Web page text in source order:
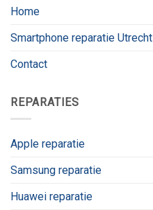
Home
Smartphone reparatie Utrecht
Contact
REPARATIES
Apple reparatie
Samsung reparatie
Huawei reparatie